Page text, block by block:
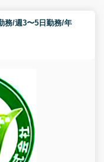
務/週3〜5日勤務/年